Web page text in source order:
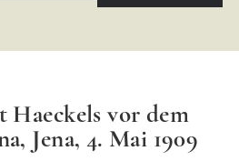
Haeckels vor dem
Jena, 4. Mai 1909